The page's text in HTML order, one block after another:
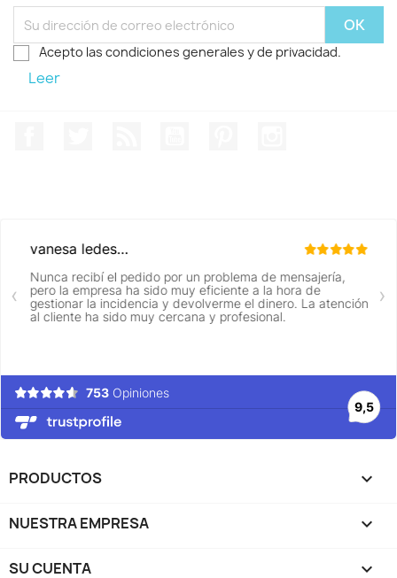
Acepto las condiciones generales y de privacidad.
Leer
PRODUCTOS 
NUESTRA EMPRESA 
SU CUENTA 